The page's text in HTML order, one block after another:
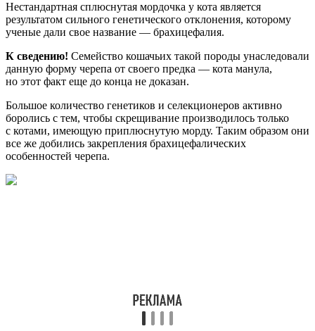
Нестандартная сплюснутая мордочка у кота является
результатом сильного генетического отклонения, которому
ученые дали свое название — брахицефалия.
К сведению! Семейство кошачьих такой породы унаследовали
данную форму черепа от своего предка — кота манула,
но этот факт еще до конца не доказан.
Большое количество генетиков и селекционеров активно
боролись с тем, чтобы скрещивание производилось только
с котами, имеющую приплюснутую морду. Таким образом они
все же добились закрепления брахицефалических
особенностей черепа.